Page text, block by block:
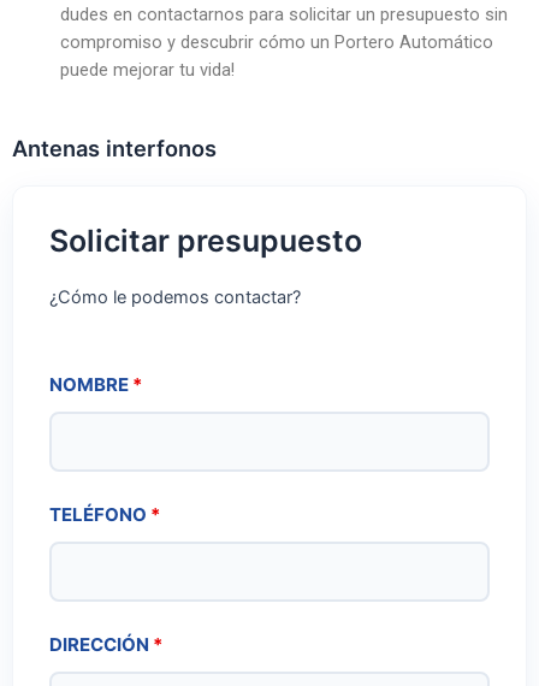
dudes en contactarnos para solicitar un presupuesto sin
compromiso y descubrir cómo un Portero Automático
puede mejorar tu vida!
Antenas interfonos
Solicitar presupuesto
¿Cómo le podemos contactar?
NOMBRE *
TELÉFONO *
DIRECCIÓN *